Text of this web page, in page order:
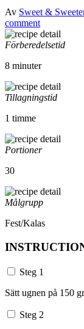
Av Sweet &
comment
Förberedelsetid
8 minuter
Tillagningstid
1 timme
Portioner
30
Målgrupp
Fest/Kalas
Steg 1
Sätt ugnen på 150
Steg 2